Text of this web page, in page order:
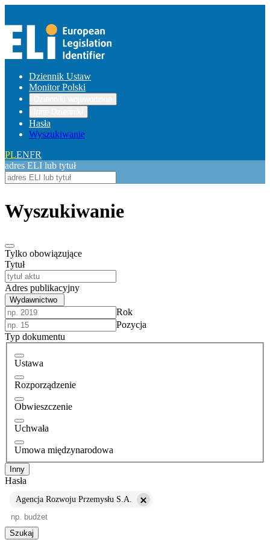
Dziennik Ustaw
Monitor Polski
Hasła
Wyszukiwanie
PLENFR
adres ELI lub tytuł
Wyszukiwanie
Tylko obowiązujące
Tytuł
Adres publikacyjny
Wydawnictwo
Rok
Pozycja
Typ dokumentu
Ustawa
Rozporządzenie
Obwieszczenie
Uchwała
Umowa międzynarodowa
Inny
Hasła
Agencja Rozwoju Przemysłu S.A.
Szukaj